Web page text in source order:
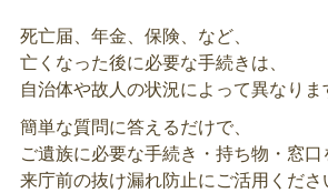
死亡届、年金、保険、など、
亡くなった後に必要な手続きは、
自治体や故人の状況によって異なりま
簡単な質問に答えるだけで、
ご遺族に必要な手続き・持ち物・窓口
来庁前の抜け漏れ防止にご活用くださ